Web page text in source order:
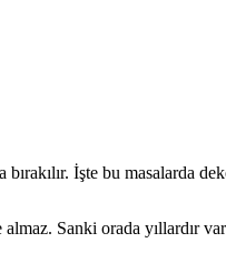
İşte bu masalarda
Sanki orada yıllardır